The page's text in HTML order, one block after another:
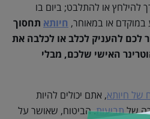
להילחץ או להתלבט; ביום בו
במוקדם או במאוחר, חיותא תחסוך
לכם להעניק לכלב או לכלבה את
האישי שלכם, מבלי
של חיותא, אתם יכולים להיות
שלתביעות. הביטוח, שאושר על